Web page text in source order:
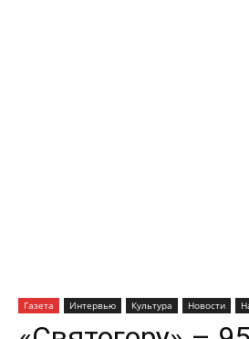
Газета Интервью Культура Новости